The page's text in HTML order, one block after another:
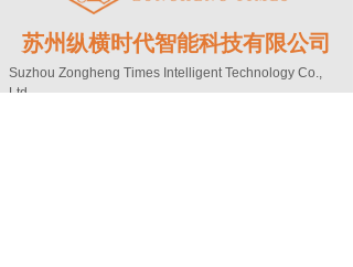
Suzhou Zongheng Times Intelligent Technology Co.,
Ltd.
苏州纵横时代智能科技有限公司